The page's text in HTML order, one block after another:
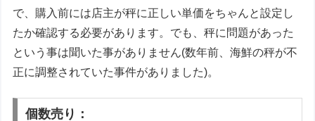
で、購入前には店主が秤に正しい単価をちゃんと設定し
たか確認する必要があります。でも、秤に問題があった
という事は聞いた事がありません(数年前、海鮮の秤が不
正に調整されていた事件がありました)。
個数売り：